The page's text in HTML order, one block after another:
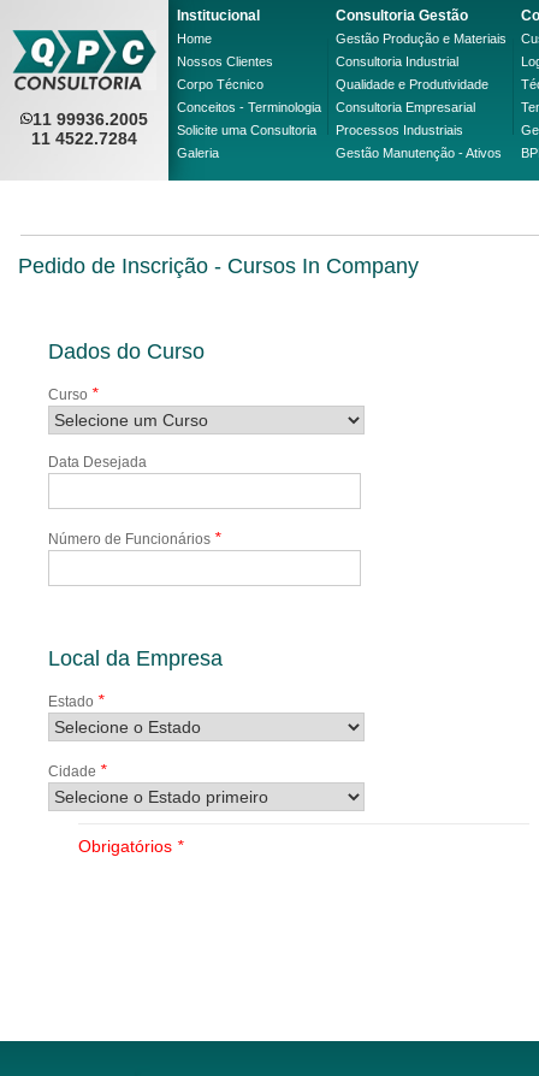
11 99936.2005
11 4522.7284
Institucional
Home
Nossos Clientes
Corpo Técnico
Conceitos - Terminologia
Solicite uma Consultoria
Galeria
Consultoria Gestão
Gestão Produção e Materiais
Consultoria Industrial
Qualidade e Produtividade
Consultoria Empresarial
Processos Industriais
Gestão Manutenção - Ativos
Pedido de Inscrição - Cursos In Company
Dados do Curso
Curso *
Data Desejada
Número de Funcionários *
Local da Empresa
Estado *
Cidade *
Obrigatórios *